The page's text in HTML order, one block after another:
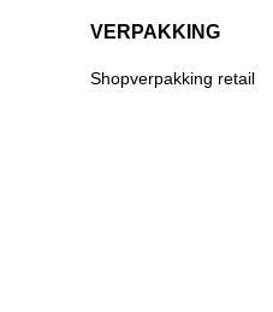
VERPAKKING
Shopverpakking retail